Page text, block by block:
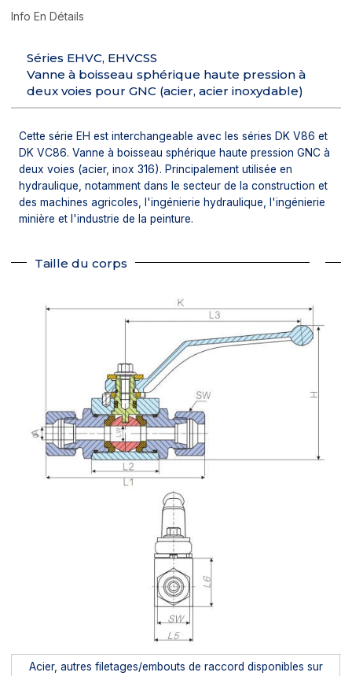
Info En Détails
Séries EHVC, EHVCSS
Vanne à boisseau sphérique haute pression à
deux voies pour GNC (acier, acier inoxydable)
Cette série EH est interchangeable avec les séries DK V86 et
DK VC86. Vanne à boisseau sphérique haute pression GNC à
deux voies (acier, inox 316). Principalement utilisée en
hydraulique, notamment dans le secteur de la construction et
des machines agricoles, l'ingénierie hydraulique, l'ingénierie
minière et l'industrie de la peinture.
Taille du corps
Acier, autres filetages/embouts de raccord disponibles sur